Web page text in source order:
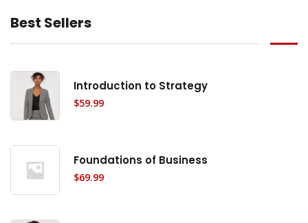
Best Sellers
Introduction to Strategy
$59.99
Foundations of Business
$69.99